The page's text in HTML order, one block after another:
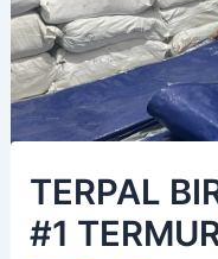
TERPAL
#1